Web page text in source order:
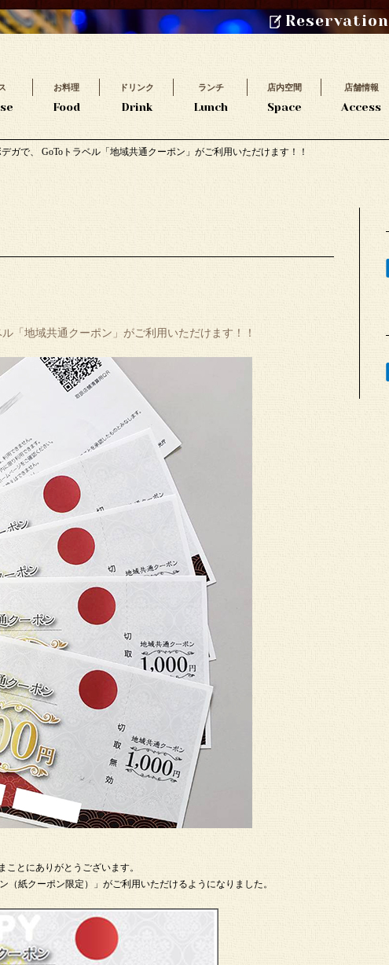
Reservation
お料理
Food
ドリンク
Drink
ランチ
Lunch
店内空間
Space
店舗情報
Access
ガで、 GoToトラベル「地域共通クーポン」がご利用いただけます！！
「地域共通クーポン」がご利用いただけます！！
ことにありがとうございます。
紙クーポン限定）」がご利用いただけるようになりました。